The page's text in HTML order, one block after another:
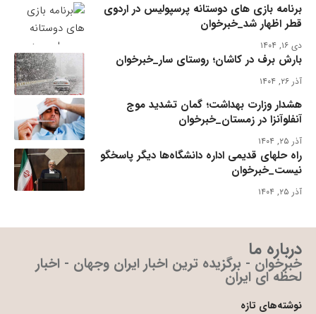
برنامه بازی های دوستانه پرسپولیس در اردوی
قطر اظهار شد_خبرخوان
دی ۱۶, ۱۴۰۴
بارش برف در کاشان؛ روستای سار_خبرخوان
آذر ۲۶, ۱۴۰۴
هشدار وزارت بهداشت؛ گمان تشدید موج
آنفلوآنزا در زمستان_خبرخوان
آذر ۲۵, ۱۴۰۴
راه حلهای قدیمی اداره دانشگاه‌ها دیگر پاسخگو
نیست_خبرخوان
آذر ۲۵, ۱۴۰۴
درباره ما
خبرخوان - برگزیده ترین اخبار ایران وجهان - اخبار
لحظه ای ایران
نوشته‌های تازه